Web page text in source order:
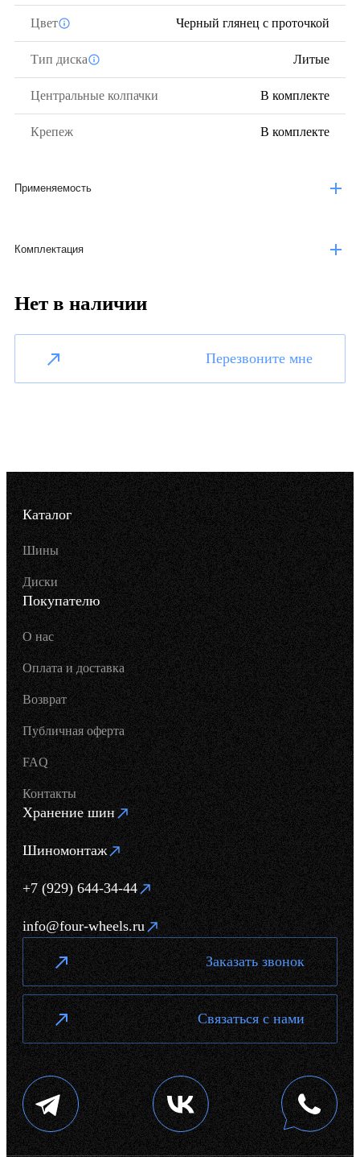
Цвет Черный глянец с проточкой
Тип диска Литые
Центральные колпачки В комплекте
Крепеж В комплекте
Применяемость
Комплектация
Нет в наличии
Перезвоните мне
Каталог
Шины
Диски
Покупателю
О нас
Оплата и доставка
Возврат
Публичная оферта
FAQ
Контакты
Хранение шин
Шиномонтаж
+7 (929) 644-34-44
info@four-wheels.ru
Заказать звонок
Связаться с нами